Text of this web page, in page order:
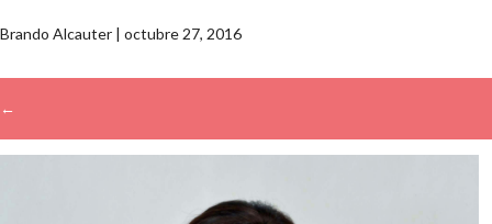
Brando Alcauter | octubre 27, 2016
←